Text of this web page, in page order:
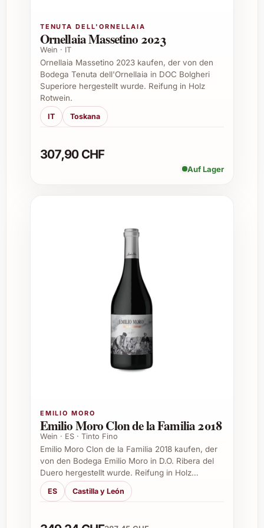
vielseitiger Wein, der hervorragend zu
leichten Gerichten passt. Seine fruchtige
Frische harmoniert besonders gut mit:
Sommerlichen Salaten mit frischen
Kräutern
Meeresfrüchten und Fischgerichten
Leichten Pasta- und Reisgerichten
Auch als Aperitif macht er eine
ausgezeichnete Figur und kann perfekt in
Besonders gut eignet sich Milsetentayseis La
Peña Rosado 2021 als stilvolles Geschenk zu
diversen Gelegenheiten:
Geburtstage und Jubiläen
Hochzeiten und Verlobungsfeiern
Einzugspartys und Einweihungen
Weihnachten und andere Feste im
Als Dankeschön für Gastgeber oder
machen ihn zum idealen Mitbringsel.
Häufige Fragen zu Milsetentayseis La
Peña Rosado 2021
Was zeichnet Milsetentayseis La Peña
Rosado 2021 besonders aus?
TENUTA DELL'ORNELLAIA
Ornellaia Massetino 2023
Wein · IT
Ornellaia Massetino 2023 kaufen, der von den
Bodega Tenuta dell'Ornellaia in DOC Bolgheri
Superiore hergestellt wurde. Reifung in Holz
Rotwein.
IT Toskana
307,90 CHF
Auf Lager
EMILIO MORO
Emilio Moro Clon de la Familia 2018
Wein · ES · Tinto Fino
Emilio Moro Clon de la Familia 2018 kaufen, der
von den Bodega Emilio Moro in D.O. Ribera del
Duero hergestellt wurde. Reifung in Holz…
ES Castilla y León